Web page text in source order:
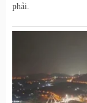
phải.